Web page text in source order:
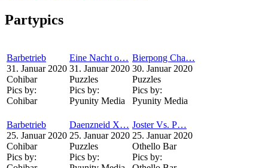
Partypics
Barbetrieb
31. Januar 2020
Cohibar
Pics by:
Cohibar
Eine Nacht o…
31. Januar 2020
Puzzles
Pics by:
Pyunity Media
Bierpong Cha…
30. Januar 2020
Puzzles
Pics by:
Pyunity Media
Barbetrieb
25. Januar 2020
Cohibar
Pics by:
Daenzneid X…
25. Januar 2020
Puzzles
Pics by:
Joster Vs. P…
25. Januar 2020
Othello Bar
Pics by: